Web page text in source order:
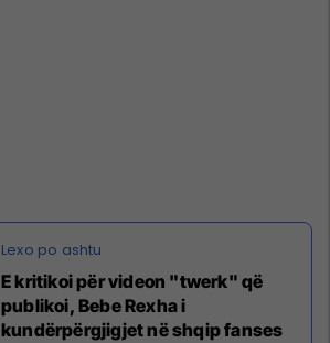
E kritikoi për videon "twerk" që
publikoi, Bebe Rexha i
kundërpërgjigjet në shqip fanses